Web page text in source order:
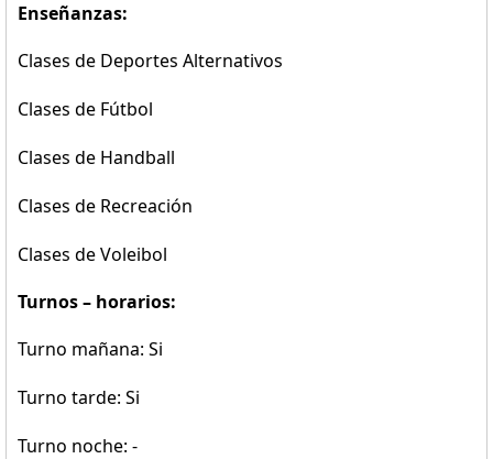
Enseñanzas:
Clases de Deportes Alternativos
Clases de Fútbol
Clases de Handball
Clases de Recreación
Clases de Voleibol
Turnos – horarios:
Turno mañana: Si
Turno tarde: Si
Turno noche: -